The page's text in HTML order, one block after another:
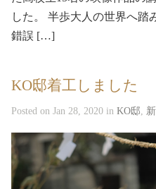
した。 半歩大人の世界へ踏
錯誤 […]
KO邸着工しました
Posted on Jan 28, 2020 in KO邸